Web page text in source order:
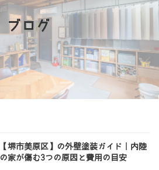
ブログ
【堺市美原区】の外壁塗装ガイド｜内陸
の家が傷む3つの原因と費用の目安